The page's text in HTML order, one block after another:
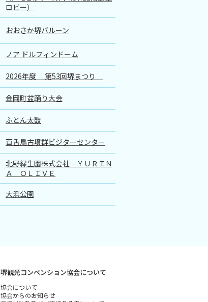
ロビー）
おおさか堺バルーン
ノア ドルフィンドーム
2026年度 第53回堺まつり
金岡町盆踊り大会
ふとん太鼓
百舌鳥古墳群ビジターセンター
北野緑生園株式会社 ＹＵＲＩＮ
Ａ ＯＬＩＶＥ
大浜公園
堺観光コンベンション協会について
協会について
協会からのお知らせ